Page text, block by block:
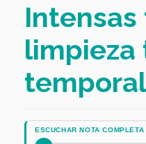
limpieza
temporal
ESCUCHAR NOTA COMPLETA